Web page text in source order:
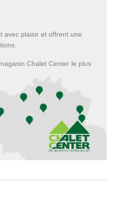
avec plaisir et offrent une
Chalet Center le plus